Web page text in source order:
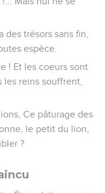
des trésors sans fin,
espèce.
! Et les coeurs sont
les reins souffrent,
Ce pâturage des
le petit du lion,
?